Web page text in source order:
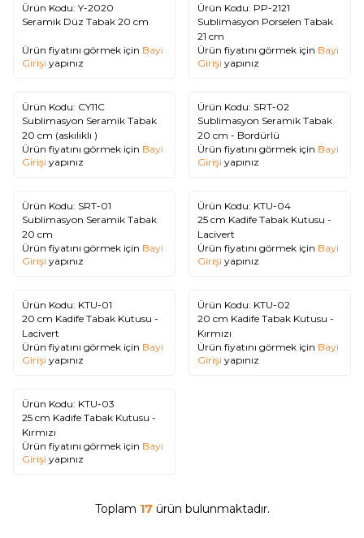
Ürün Kodu: Y-2020
Seramik Düz Tabak 20 cm
Ürün fiyatını görmek için Bayi
Girişi yapınız
Ürün Kodu: PP-2121
Sublimasyon Porselen Tabak
21 cm
Ürün fiyatını görmek için Bayi
Girişi yapınız
Ürün Kodu: CY11C
Sublimasyon Seramik Tabak
20 cm (askılıklı )
Ürün fiyatını görmek için Bayi
Girişi yapınız
Ürün Kodu: SRT-02
Sublimasyon Seramik Tabak
20 cm - Bordürlü
Ürün fiyatını görmek için Bayi
Girişi yapınız
Ürün Kodu: SRT-01
Sublimasyon Seramik Tabak
20 cm
Ürün fiyatını görmek için Bayi
Girişi yapınız
Ürün Kodu: KTU-04
25 cm Kadife Tabak Kutusu -
Lacivert
Ürün fiyatını görmek için Bayi
Girişi yapınız
Ürün Kodu: KTU-01
20 cm Kadife Tabak Kutusu -
Lacivert
Ürün fiyatını görmek için Bayi
Girişi yapınız
Ürün Kodu: KTU-02
20 cm Kadife Tabak Kutusu -
Kırmızı
Ürün fiyatını görmek için Bayi
Girişi yapınız
Ürün Kodu: KTU-03
25 cm Kadife Tabak Kutusu -
Kırmızı
Ürün fiyatını görmek için Bayi
Girişi yapınız
Toplam 17 ürün bulunmaktadır.